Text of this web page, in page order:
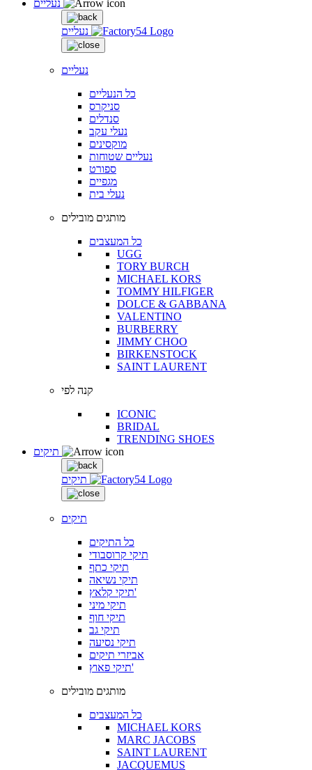
נעליים
נעליים
כל הנעליים
סניקרס
סנדלים
נעלי עקב
מוקסינים
נעליים שטוחות
ספורט
מגפיים
נעלי בית
מותגים מובילים
כל המעצבים
UGG
TORY BURCH
MICHAEL KORS
TOMMY HILFIGER
DOLCE & GABBANA
VALENTINO
BURBERRY
JIMMY CHOO
BIRKENSTOCK
SAINT LAURENT
קנה לפי
ICONIC
BRIDAL
TRENDING SHOES
תיקים
תיקים
כל התיקים
תיקי קרוסבודי
תיקי כתף
תיקי נשיאה
תיקי קלאץ'
תיקי מיני
תיקי חוף
תיקי גב
תיקי נסיעה
אביזרי תיקים
תיקי פאוץ'
מותגים מובילים
כל המעצבים
MICHAEL KORS
MARC JACOBS
SAINT LAURENT
JACQUEMUS